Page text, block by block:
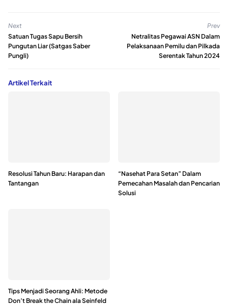
Next
Satuan Tugas Sapu Bersih
Pungutan Liar (Satgas Saber
Pungli)
Prev
Netralitas Pegawai ASN Dalam
Pelaksanaan Pemilu dan Pilkada
Serentak Tahun 2024
Artikel Terkait
Resolusi Tahun Baru: Harapan dan
Tantangan
“Nasehat Para Setan” Dalam
Pemecahan Masalah dan Pencarian
Solusi
Tips Menjadi Seorang Ahli: Metode
Don’t Break the Chain ala Seinfeld